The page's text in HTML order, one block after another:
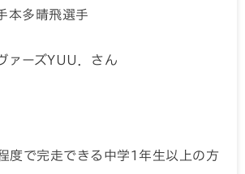
本多晴飛選手
ァーズYUU．さん
度で完走できる中学1年生以上の方